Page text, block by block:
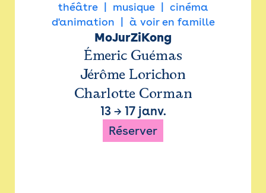
théâtre musique
cinéma
d'animation
à voir en famille
MoJurZiKong
Émeric Guémas
Jérôme Lorichon
Charlotte Corman
13→ 17 janv.
Réserver